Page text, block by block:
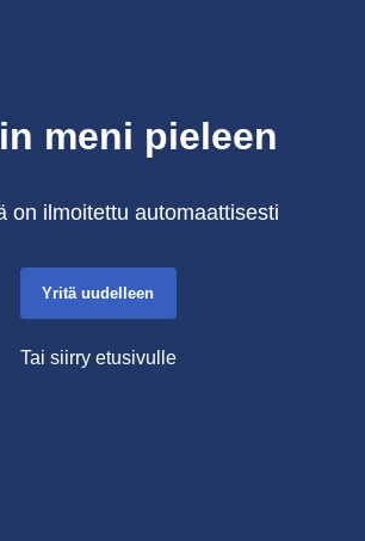
meni pieleen
on ilmoitettu automaattisesti
Yritä uudelleen
Tai siirry etusivulle